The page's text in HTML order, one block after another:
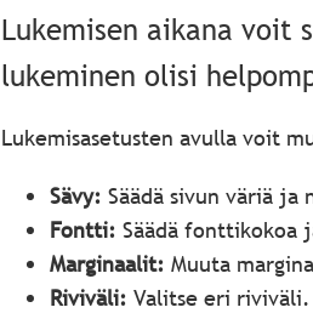
Lukemisen aikana voit
lukeminen olisi
Lukemisasetusten avulla voit
Sävy: Säädä sivun väriä
Fontti: Säädä fonttikokoa
Marginaalit: Muuta
Riviväli: Valitse eri riviväli.